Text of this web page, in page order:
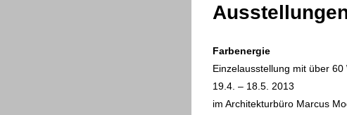
Farbenergie
Einzelausstellung mit über 60
19.4. – 18.5. 2013
im Architekturbüro Marcus